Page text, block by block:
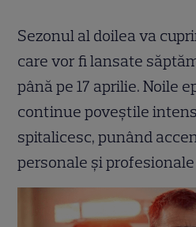
Sezonul al doilea va
care vor fi lansate
până pe 17 aprilie. Noile
continue poveștile
spitalicesc, punând
personale și